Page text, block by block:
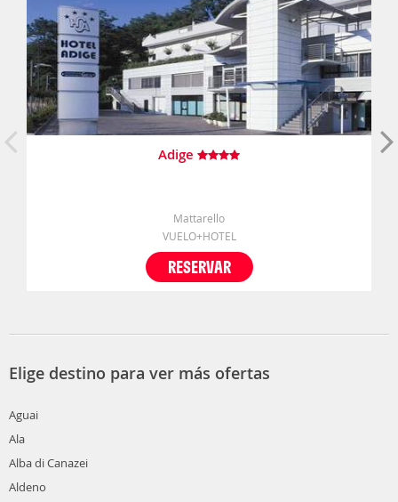
Adige
Mattarello
VUELO+HOTEL
RESERVAR
Elige destino para ver más ofertas
Aguai
Ala
Alba di Canazei
Aldeno